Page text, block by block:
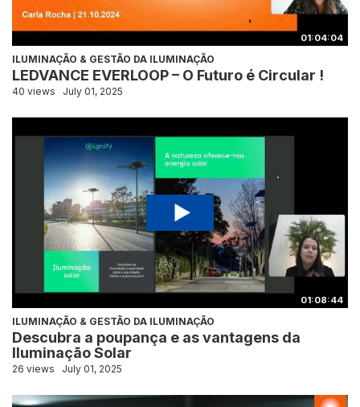
01:04:04
ILUMINAÇÃO & GESTÃO DA ILUMINAÇÃO
LEDVANCE EVERLOOP – O Futuro é Circular !
40 views July 01, 2025
01:08:44
ILUMINAÇÃO & GESTÃO DA ILUMINAÇÃO
Descubra a poupança e as vantagens da
Iluminação Solar
26 views July 01, 2025